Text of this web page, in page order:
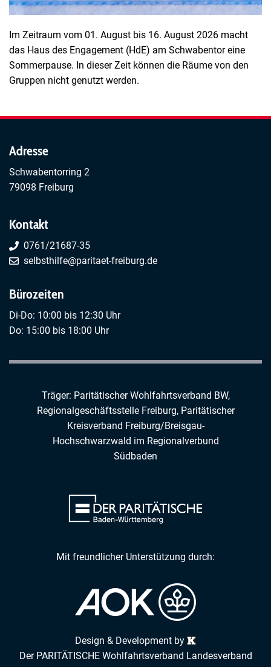
Im Zeitraum vom 01. August bis 16. August 2026 macht
das Haus des Engagement (HdE) am Schwabentor eine
Sommerpause. In dieser Zeit können die Räume von den
Gruppen nicht genutzt werden.
Adresse
Schwabentorring 2
79098 Freiburg
Kontakt
0761/21687-35
selbsthilfe@paritaet-freiburg.de
Bürozeiten
Di-Do: 10:00 bis 12:30 Uhr
Do: 15:00 bis 18:00 Uhr
Träger: Paritätischer Wohlfahrtsverband BW,
Regionalgeschäftsstelle Freiburg, Paritätischer
Kreisverband Freiburg/Breisgau-
Hochschwarzwald im Regionalverbund
Südbaden
Mit freundlicher Unterstützung durch:
Design & Development by
Der PARITÄTISCHE Wohlfahrtsverband Landesverband